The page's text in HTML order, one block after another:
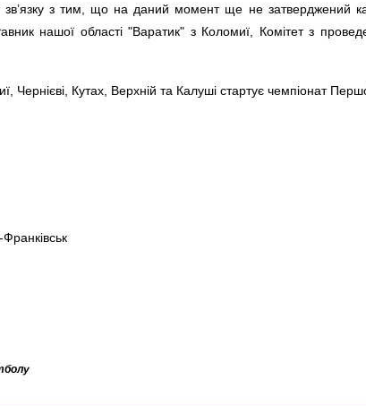
з тим, що на даний момент ще не затверджений
нашої області "Варатик" з Коломиї, Комітет з
Кутах, Верхній та Калуші стартує чемпіонат